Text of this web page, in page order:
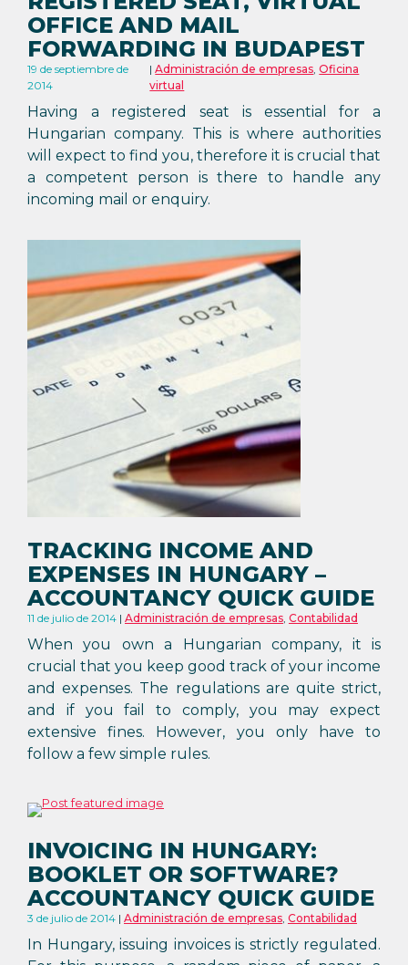
OFFICE AND MAIL
FORWARDING IN BUDAPEST
19 de septiembre de
2014
Administración de empresas,Oficina
virtual
Having a registered seat is essential for a
Hungarian company. This is where authorities
will expect to find you, therefore it is crucial that
a competent person is there to handle any
incoming mail or enquiry.
TRACKING INCOME AND
EXPENSES IN HUNGARY –
ACCOUNTANCY QUICK GUIDE
11 de julio de 2014 Administración de empresas, Contabilidad
When you own a Hungarian company, it is
crucial that you keep good track of your income
and expenses. The regulations are quite strict,
and if you fail to comply, you may expect
extensive fines. However, you only have to
follow a few simple rules.
INVOICING IN HUNGARY:
BOOKLET OR SOFTWARE?
ACCOUNTANCY QUICK GUIDE
3 de julio de 2014 Administración de empresas, Contabilidad
In Hungary, issuing invoices is strictly regulated.